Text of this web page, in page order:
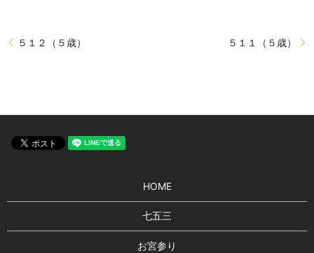
５１２（５歳） ５１１（５歳）
HOME
七五三
お宮参り